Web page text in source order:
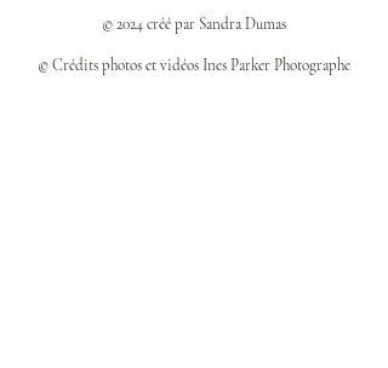
© 2024 créé par Sandra Dumas
© Crédits photos et vidéos Ines Parker Photographe